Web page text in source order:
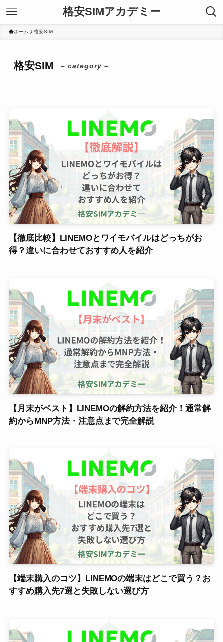
格安SIMアカデミー
ホーム 格安SIM
格安SIM – category –
【徹底比較】LINEMOとワイモバイルはどっちがお
得？違いに合わせておすすめ人を紹介
【月末がベスト】LINEMOの解約方法を紹介！通常解
約からMNP方法・注意点まで完全解説
【端末購入のコツ】LINEMOの端末はどこで買う？お
すすめ購入先7選と失敗しない選び方